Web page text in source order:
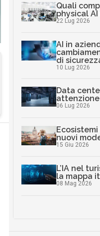
Quali
physical
22 Lug 2026
AI in
di
10 Lug 2026
Data
06 Lug 2026
nuovi
15 Giu 2026
L’IA nel
la mappa
08 Mag 2026